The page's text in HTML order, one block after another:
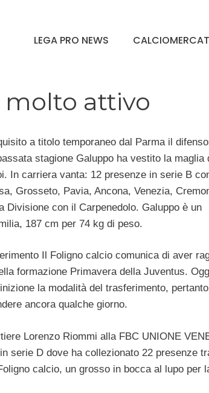
LEGA PRO NEWS
molto attivo
a titolo temporaneo dal Parma il
stagione Galuppo ha vestito la maglia
In carriera vanta: 12 presenze in serie B
Grosseto, Pavia, Ancona, Venezia,
Divisione con il Carpenedolo. Galuppo è un
187 cm per 74 kg di peso.
Il Foligno calcio comunica di aver
formazione Primavera della Juventus.
la modalità del trasferimento,
ancora qualche giorno.
Lorenzo Riommi alla FBC UNIONE
serie D dove ha collezionato 22 presenze
calcio, un grosso in bocca al lupo per